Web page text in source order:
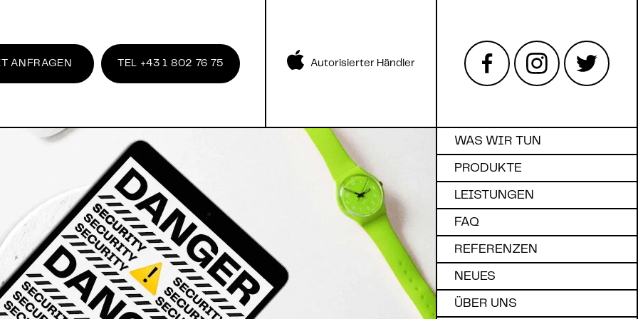
ANFRAGEN TEL +43 1 802 76 75 Autorisierter Händler
WAS WIR TUN
PRODUKTE
LEISTUNGEN
FAQ
REFERENZEN
NEUES
ÜBER UNS